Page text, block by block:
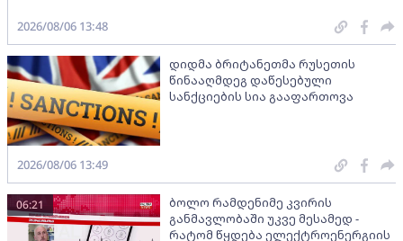
2026/08/06 13:48
დიდმა ბრიტანეთმა რუსეთის
წინააღმდეგ დაწესებული
სანქციების სია გააფართოვა
2026/08/06 13:49
ბოლო რამდენიმე კვირის
განმავლობაში უკვე მესამედ -
რატომ წყდება ელექტროენერგიის
06:21